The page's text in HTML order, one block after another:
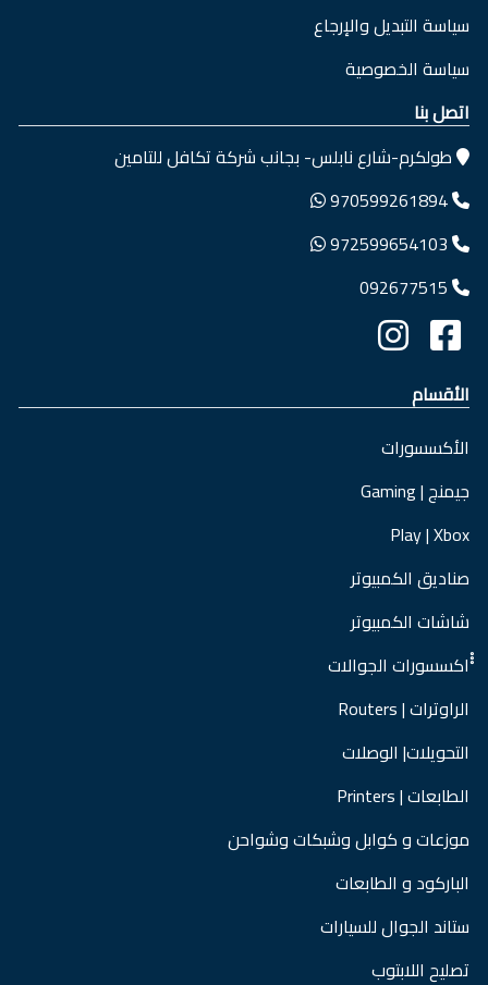
سياسة التبديل والإرجاع
سياسة الخصوصية
اتصل بنا
طولكرم-شارع نابلس- بجانب شركة تكافل للتامين
970599261894
972599654103
092677515
الأقسام
الأكسسورات
جيمنج | Gaming
Play | Xbox
صناديق الكمبيوتر
شاشات الكمبيوتر
ْْْاكسسورات الجوالات
الراوترات | Routers
التحويلات| الوصلات
الطابعات | Printers
موزعات و كوابل وشبكات وشواحن
الباركود و الطابعات
ستاند الجوال للسيارات
تصليح اللابتوب